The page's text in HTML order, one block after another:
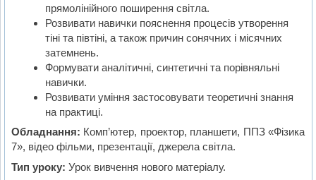
прямолінійного поширення світла.
Розвивати навички пояснення процесів утворення
тіні та півтіні, а також причин сонячних і місячних
затемнень.
Формувати аналітичні, синтетичні та порівняльні
навички.
Розвивати уміння застосовувати теоретичні знання
на практиці.
Обладнання: Комп’ютер, проектор, планшети, ППЗ «Фізика
7», відео фільми, презентації, джерела світла.
Тип уроку: Урок вивчення нового матеріалу.